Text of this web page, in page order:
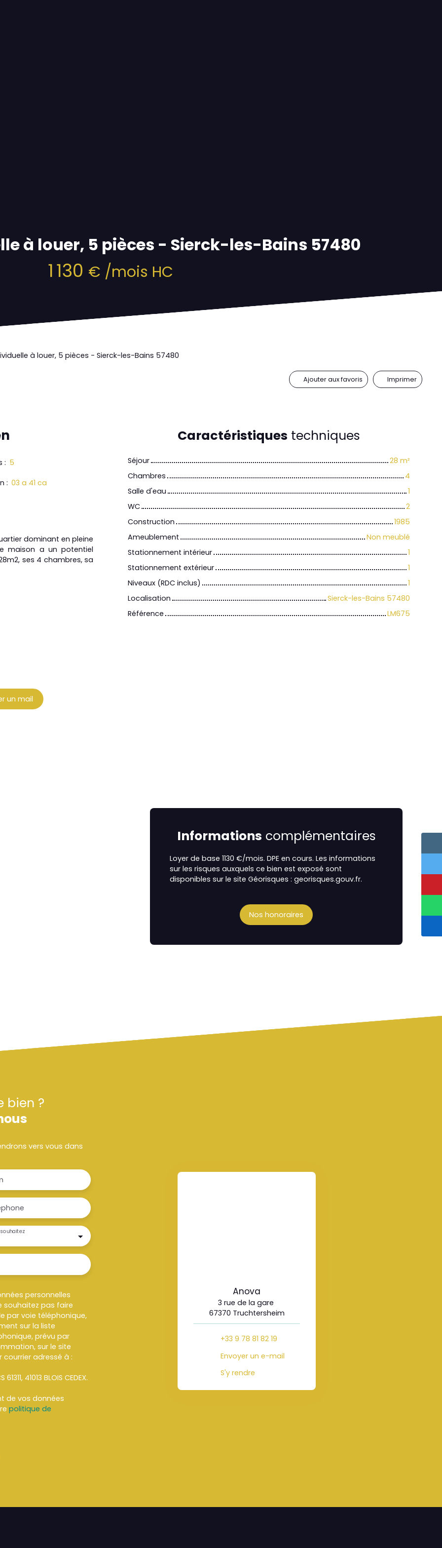
à louer, 5 pièces - Sierck-les-Bains 57480
1 130 € /mois HC
à louer, 5 pièces - Sierck-les-Bains 57480
Ajouter aux favoris Imprimer
: 5
: 03 a 41 ca
dominant en pleine
maison a un potentiel
ses 4 chambres, sa
un mail
Caractéristiques techniques
Séjour 28 m²
Chambres
4
Salle d'eau
1
WC
2
Construction
1985
Ameublement
Non meublé
Stationnement intérieur
1
Stationnement extérieur
1
Niveaux (RDC inclus)
1
Localisation
Sierck-les-Bains 57480
Référence
LM675
Informations complémentaires
Loyer de base 1130 €/mois. DPE en cours. Les informations
sur les risques auxquels ce bien est exposé sont
disponibles sur le site Géorisques : georisques.gouv.fr.
Nos honoraires
bien ?
vers vous dans
personnelles
souhaitez pas faire
par voie téléphonique,
sur la liste
prévu par
sur le site
adressé à :
41013 BLOIS CEDEX.
de vos données
politique de
Anova
3 rue de la gare
67370 Truchtersheim
+33 9 78 81 82 19
Envoyer un e-mail
S'y rendre